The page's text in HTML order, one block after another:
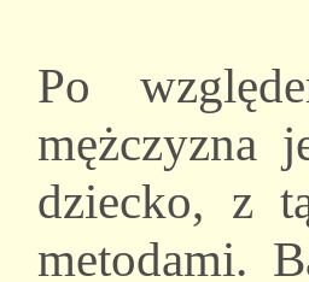
Po
mężczyzna
dziecko, z
metodami.